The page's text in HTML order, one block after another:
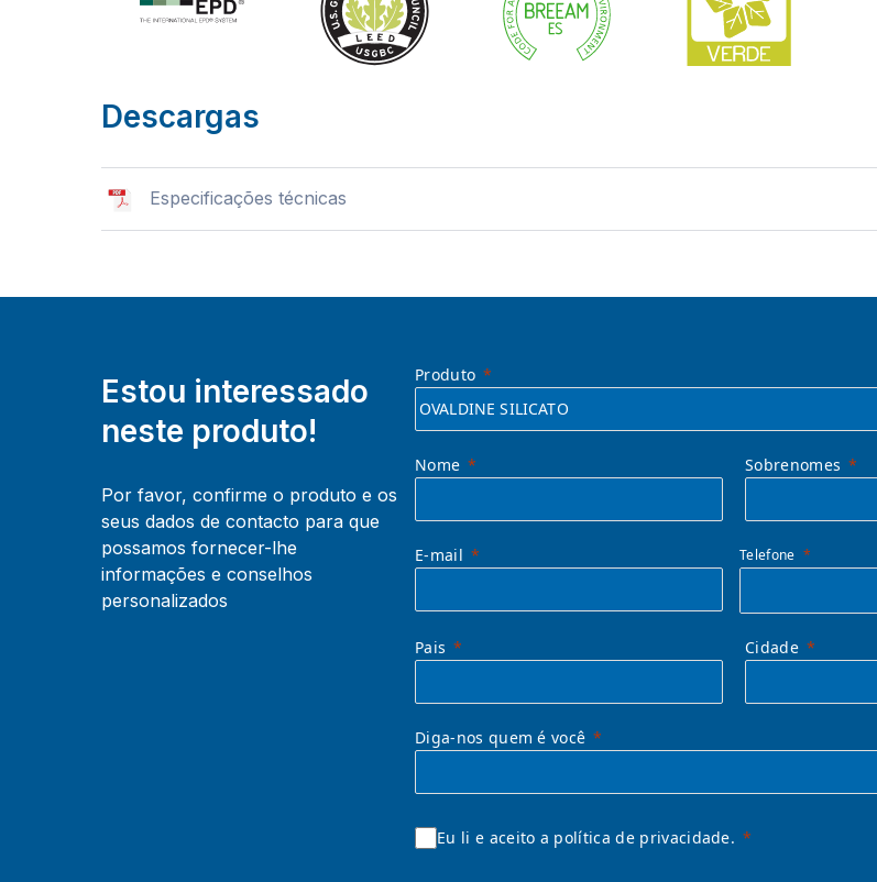
Descargas
Especificações técnicas
Estou interessado
neste produto!
Por favor, confirme o produto e os
seus dados de contacto para que
possamos fornecer-lhe
informações e conselhos
personalizados
Produto
Nome Sobrenomes
E-mail Telefone
Pais Cidade
Diga-nos quem é você
Eu li e aceito a política de privacidade.